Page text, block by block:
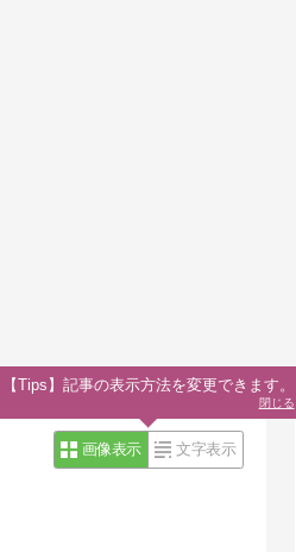
画像表示 文字表示
【Tips】記事の表示方法を変更できます。
閉じる